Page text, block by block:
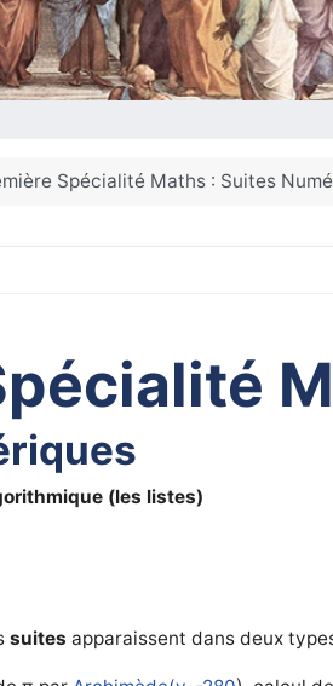
Spécialité Maths : Suites
(les listes)
suites apparaissent dans deux